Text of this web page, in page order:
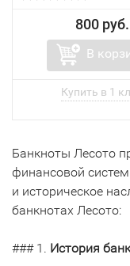
800 руб.
В
Банкноты Лесото
финансовой
и историческое
банкнотах Лесото:
### 1. История